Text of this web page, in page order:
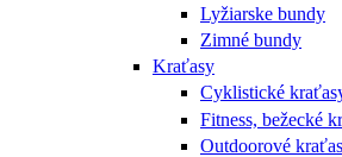
Lyžiarske bundy
Zimné bundy
Kraťasy
Cyklistické
Fitness, bežecké
Outdoorové